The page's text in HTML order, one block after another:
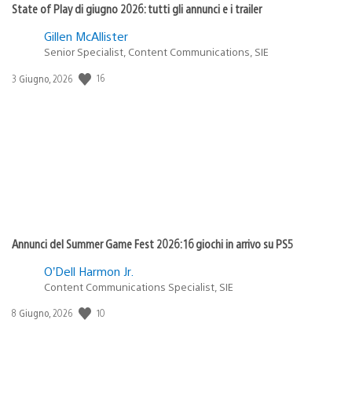
State of Play di giugno 2026: tutti gli annunci e i trailer
Gillen McAllister
Senior Specialist, Content Communications, SIE
Data
3 Giugno, 2026 16
Annunci del Summer Game Fest 2026: 16 giochi in arrivo su PS5
O’Dell Harmon Jr.
Content Communications Specialist, SIE
Data
8 Giugno, 2026 10